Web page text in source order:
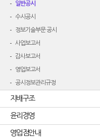
일반공시
수시공시
정보기술부문 공시
사업보고서
감사보고서
영업보고서
공시정보관리규정
지배구조
윤리경영
영업점안내